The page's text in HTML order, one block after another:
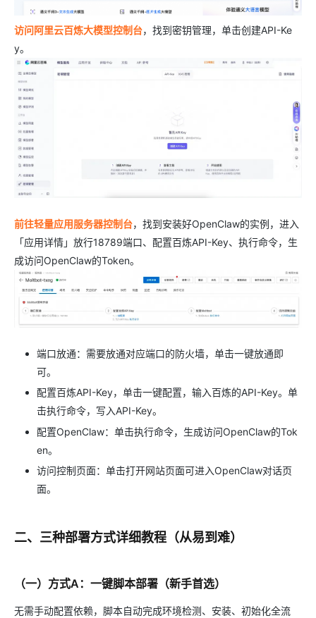
访问阿里云百炼大模型控制台，找到密钥管理，单击创建API-Ke
y。
前往轻量应用服务器控制台，找到安装好OpenClaw的实例，进入
「应用详情」放行18789端口、配置百炼API-Key、执行命令，生
成访问OpenClaw的Token。
端口放通：需要放通对应端口的防火墙，单击一键放通即
可。
配置百炼API-Key，单击一键配置，输入百炼的API-Key。单
击执行命令，写入API-Key。
配置OpenClaw：单击执行命令，生成访问OpenClaw的Tok
en。
访问控制页面：单击打开网站页面可进入OpenClaw对话页
面。
二、三种部署方式详细教程（从易到难）
（一）方式A：一键脚本部署（新手首选）
无需手动配置依赖，脚本自动完成环境检测、安装、初始化全流